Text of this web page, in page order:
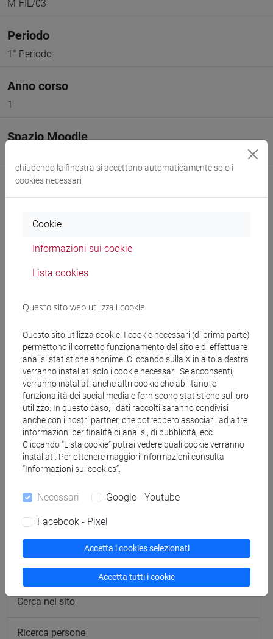
M-FIL/03
Periodo
1° Periodo
Anno corso
1
Spazio Moodle
Docenti
ADINOLFI Isabella- 30h Lezione
Materiali didattici
Materiali su Moodle
[FM61] SCIENZE FILOSOFICHE - Laurea
percorso comune
Cerca nel sito
Ricerca persone
chiudendo la finestra si accettano automaticamente solo i
cookies necessari
Cookie
Informazioni sui cookie
Lista cookies
Questo sito web utilizza i cookie
Questo sito utilizza cookie. I cookie necessari (di prima parte)
permettono il corretto funzionamento del sito e di effettuare
analisi statistiche anonime. Cliccando sulla X in alto a destra
verranno installati solo i cookie necessari. Se acconsenti,
verranno installati anche altri cookie che abilitano le
funzionalità dei social media e forniscono statistiche sul loro
utilizzo. In questo caso, i dati raccolti saranno condivisi
anche con i nostri partner, che potrebbero associarli ad altre
informazioni per finalità di analisi, di pubblicità, ecc.
Cliccando “Lista cookie” potrai vedere quali cookie verranno
installati. Per ottenere maggiori informazioni consulta
“Informazioni sui cookies”.
Necessari Google - Youtube
Facebook - Pixel
Accetta i cookies selezionati
Accetta tutti i cookie